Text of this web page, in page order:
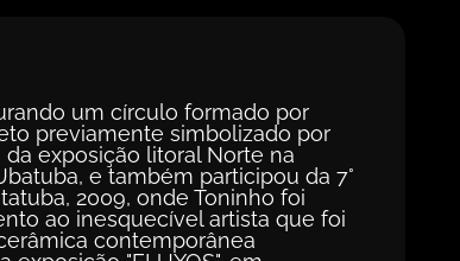
um círculo formado por
previamente simbolizado por
exposição litoral Norte na
e também participou da 7°
2009, onde Toninho foi
ao inesquecível artista que foi
contemporânea